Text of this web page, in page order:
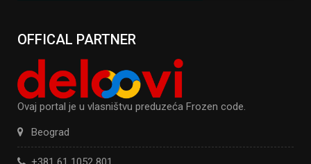
OFFICAL PARTNER
Ovaj portal je u vlasništvu preduzeća Frozen code.
Beograd